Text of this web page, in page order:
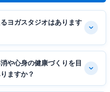
ヨガスタジオはあります
や心身の健康づくりを目
ますか？